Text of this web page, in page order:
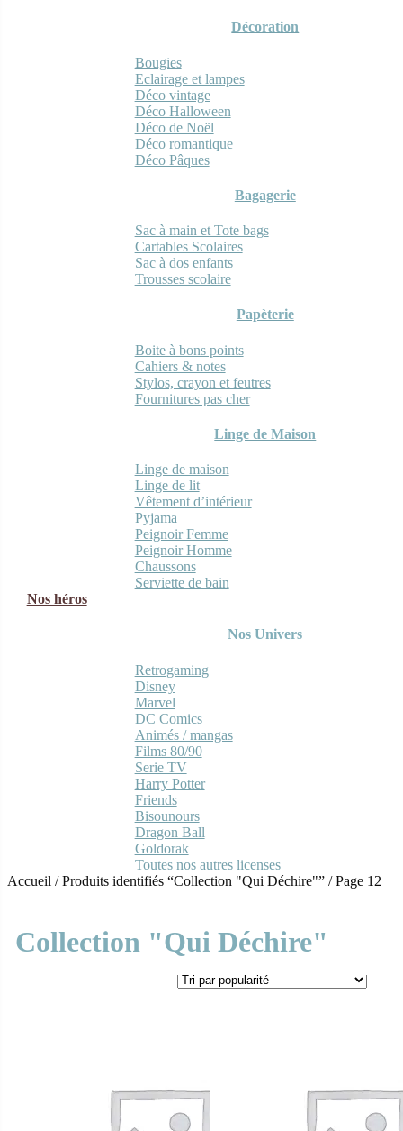
Décoration
Bougies
Eclairage et lampes
Déco vintage
Déco Halloween
Déco de Noël
Déco romantique
Déco Pâques
Bagagerie
Sac à main et Tote bags
Cartables Scolaires
Sac à dos enfants
Trousses scolaire
Papèterie
Boite à bons points
Cahiers & notes
Stylos, crayon et feutres
Fournitures pas cher
Linge de Maison
Linge de maison
Linge de lit
Vêtement d’intérieur
Pyjama
Peignoir Femme
Peignoir Homme
Chaussons
Serviette de bain
Nos héros
Nos Univers
Retrogaming
Disney
Marvel
DC Comics
Animés / mangas
Films 80/90
Serie TV
Harry Potter
Friends
Bisounours
Dragon Ball
Goldorak
Toutes nos autres licenses
Accueil /Produits identifiés “Collection "Qui Déchire"” /Page 12
Collection "Qui Déchire"